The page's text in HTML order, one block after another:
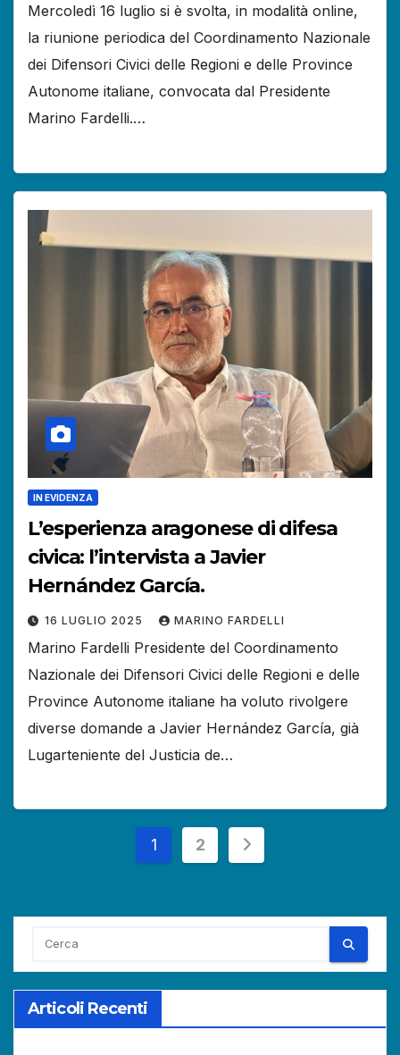
Mercoledì 16 luglio si è svolta, in modalità online,
la riunione periodica del Coordinamento Nazionale
dei Difensori Civici delle Regioni e delle Province
Autonome italiane, convocata dal Presidente
Marino Fardelli.…
IN EVIDENZA
L’esperienza aragonese di difesa
civica: l’intervista a Javier
Hernández García.
16 LUGLIO 2025 MARINO FARDELLI
Marino Fardelli Presidente del Coordinamento
Nazionale dei Difensori Civici delle Regioni e delle
Province Autonome italiane ha voluto rivolgere
diverse domande a Javier Hernández García, già
Lugarteniente del Justicia de…
Paginazione
articoli
1 2
Articoli Recenti